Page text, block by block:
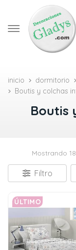
inicio dormitorio
Boutis y colchas
Boutis
Mostrando
Filtro
ÚLTIMO